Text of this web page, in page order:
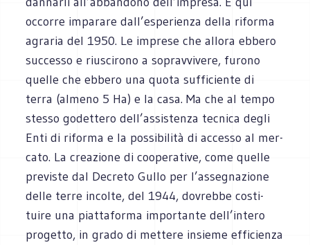
occorre impa­rare dall’esperienza della riforma
agra­ria del 1950. Le imprese che allora ebbero
suc­cesso e riu­sci­rono a soprav­vi­vere, furono
quelle che ebbero una quota suf­fi­ciente di
terra (almeno 5 Ha) e la casa. Ma che al tempo
stesso godet­tero dell’assistenza tec­nica degli
Enti di riforma e la pos­si­bi­lità di accesso al mer­
cato. La crea­zione di coo­pe­ra­tive, come quelle
pre­vi­ste dal Decreto Gullo per l’assegnazione
delle terre incolte, del 1944, dovrebbe costi­
tuire una piat­ta­forma impor­tante dell’intero
pro­getto, in grado di met­tere insieme effi­cienza